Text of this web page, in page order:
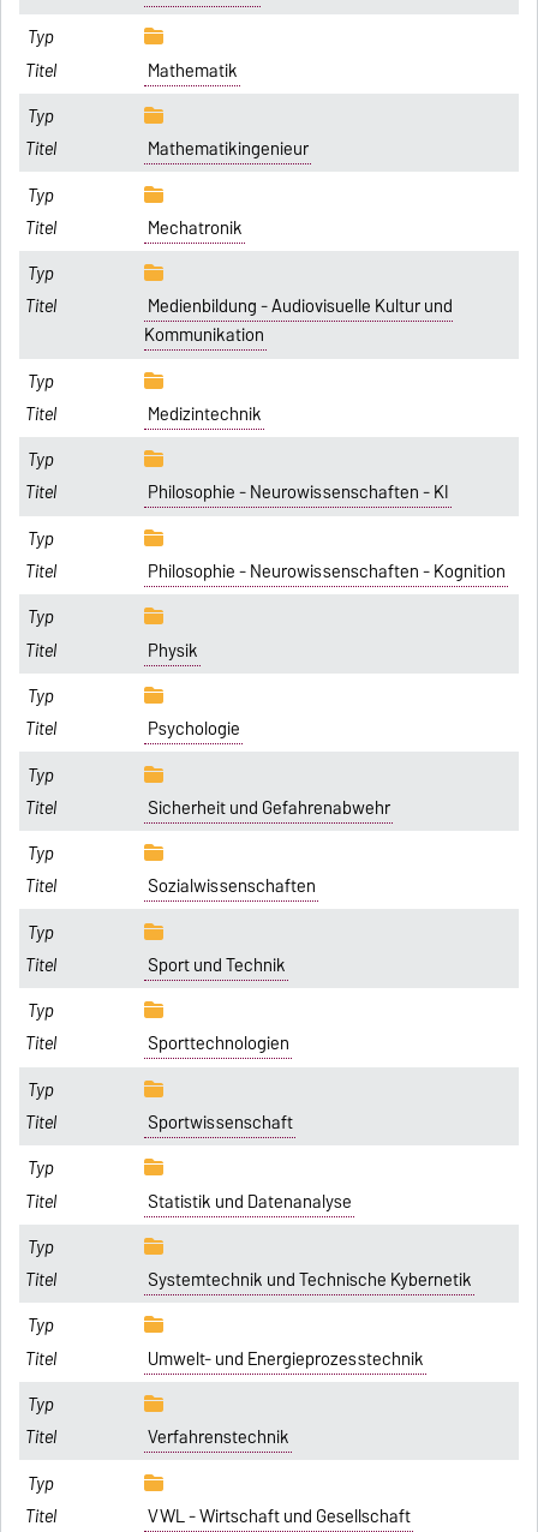
Mathematik
Mathematikingenieur
Mechatronik
Medienbildung - Audiovisuelle Kultur und
Kommunikation
Medizintechnik
Philosophie - Neurowissenschaften - KI
Philosophie - Neurowissenschaften - Kognition
Physik
Psychologie
Sicherheit und Gefahrenabwehr
Sozialwissenschaften
Sport und Technik
Sporttechnologien
Sportwissenschaft
Statistik und Datenanalyse
Systemtechnik und Technische Kybernetik
Umwelt- und Energieprozesstechnik
Verfahrenstechnik
VWL - Wirtschaft und Gesellschaft